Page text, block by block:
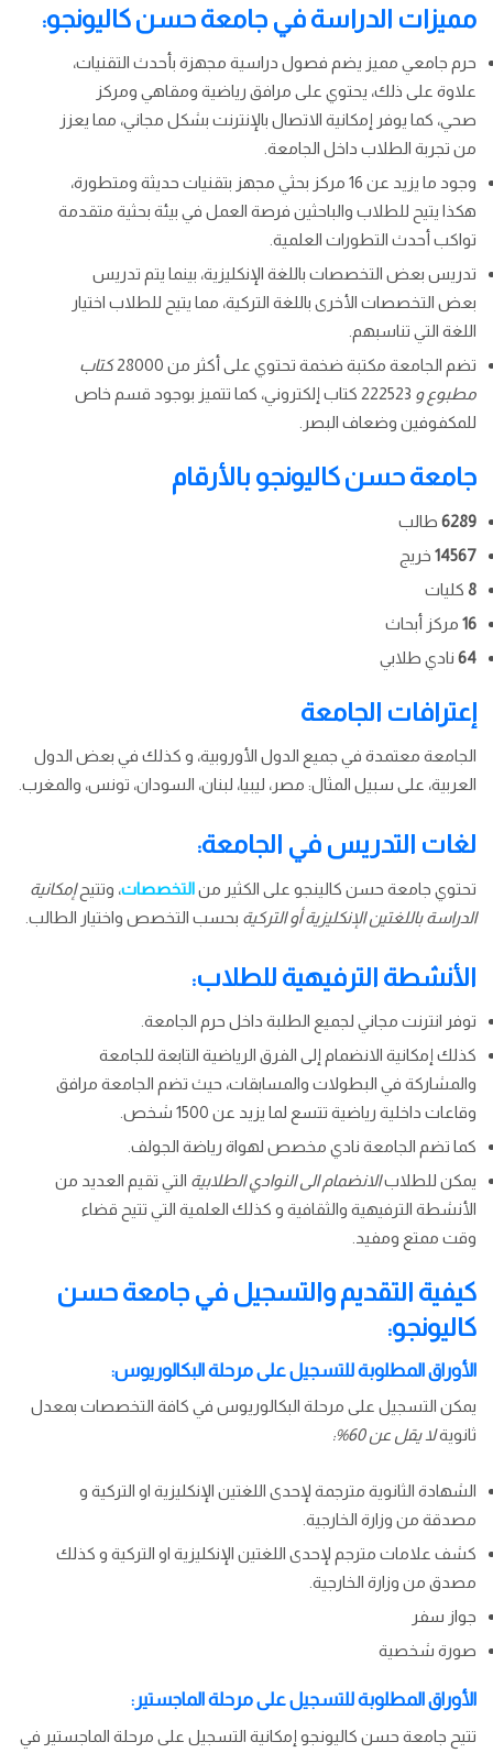
مميزات الدراسة في جامعة حسن كاليونجو:
حرم جامعي مميز يضم فصول دراسية مجهزة بأحدث التقنيات،
علاوة على ذلك، يحتوي على مرافق رياضية ومقاهي ومركز
صحي، كما يوفر إمكانية الاتصال بالإنترنت بشكل مجاني، مما يعزز
من تجربة الطلاب داخل الجامعة.
وجود ما يزيد عن 16 مركز بحثي مجهز بتقنيات حديثة ومتطورة،
هكذا يتيح للطلاب والباحثين فرصة العمل في بيئة بحثية متقدمة
تواكب أحدث التطورات العلمية.
تدريس بعض التخصصات باللغة الإنكليزية، بينما يتم تدريس
بعض التخصصات الأخرى باللغة التركية، مما يتيح للطلاب اختيار
اللغة التي تناسبهم.
تضم الجامعة مكتبة ضخمة تحتوي على أكثر من 28000
كتاب
مطبوع و
222523 كتاب إلكتروني، كما تتميز بوجود قسم خاص
للمكفوفين وضعاف البصر.
جامعة حسن كاليونجو بالأرقام
6289 طالب
14567 خريج
8 كليات
16 مركز أبحاث
64 نادي طلابي
إعترافات الجامعة
الجامعة معتمدة في جميع الدول الأوروبية، و كذلك في بعض الدول
العربية، على سبيل المثال: مصر، ليبيا، لبنان، السودان، تونس، والمغرب.
لغات التدريس في الجامعة:
تحتوي جامعة حسن كالينجو على الكثير منالتخصصات، وتتيحإمكانية
الدراسة باللغتين الإنكليزية أو التركية بحسب التخصص واختيار الطالب.
الأنشطة الترفيهية للطلاب:
توفر انترنت مجاني لجميع الطلبة داخل حرم الجامعة.
كذلك إمكانية الانضمام إلى الفرق الرياضية التابعة للجامعة
والمشاركة في البطولات والمسابقات، حيث تضم الجامعة مرافق
وقاعات داخلية رياضية تتسع لما يزيد عن 1500 شخص.
كما تضم الجامعة نادي مخصص لهواة رياضة الجولف.
يمكن للطلابالانضمام الى النوادي الطلابية التي تقيم العديد من
الأنشطة الترفيهية والثقافية و كذلك العلمية التي تتيح قضاء
وقت ممتع ومفيد.
كيفية التقديم والتسجيل في جامعة حسن
كاليونجو:
الأوراق المطلوبة للتسجيل على مرحلة البكالوريوس:
يمكن التسجيل على مرحلة البكالوريوس في كافة التخصصات بمعدل
ثانويةلا يقل عن 60%:
الشهادة الثانوية مترجمة لإحدى اللغتين الإنكليزية او التركية و
مصدقة من وزارة الخارجية.
كشف علامات مترجم لإحدى اللغتين الإنكليزية او التركية و كذلك
مصدق من وزارة الخارجية.
جواز سفر
صورة شخصية
الأوراق المطلوبة للتسجيل على مرحلة الماجستير:
تتيح جامعة حسن كاليونجو إمكانية التسجيل على مرحلة الماجستير في